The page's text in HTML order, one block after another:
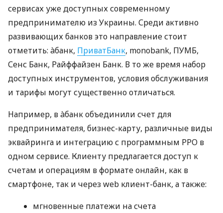
сервисах уже доступных современному
предпринимателю из Украины. Среди активно
развивающих банков это направление стоит
отметить: àбанк, ПриватБанк, monobank, ПУМБ,
Сенс Банк, Райффайзен Банк. В то же время набор
доступных инструментов, условия обслуживания
и тарифы могут существенно отличаться.
Например, в àбанк объединили счет для
предпринимателя, бизнес-карту, различные виды
эквайринга и интеграцию с программным РРО в
одном сервисе. Клиенту предлагается доступ к
счетам и операциям в формате онлайн, как в
смартфоне, так и через web клиент-банк, а также:
мгновенные платежи на счета